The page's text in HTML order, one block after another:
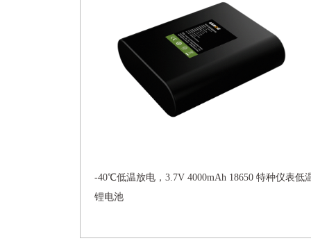
-40℃低温放电，3.7V 4000mAh 18650 特种仪表低
锂电池